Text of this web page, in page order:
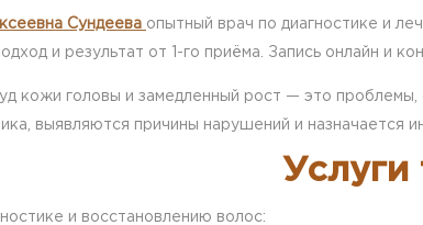
Сундеева опытный врач по диагностике и
и результат от 1-го приёма. Запись онлайн и
кожи головы и замедленный рост — это
выявляются причины нарушений и назначается
Услуги
и восстановлению волос: